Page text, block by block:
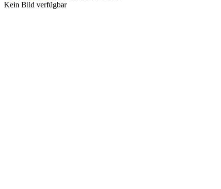
Kein Bild verfügbar